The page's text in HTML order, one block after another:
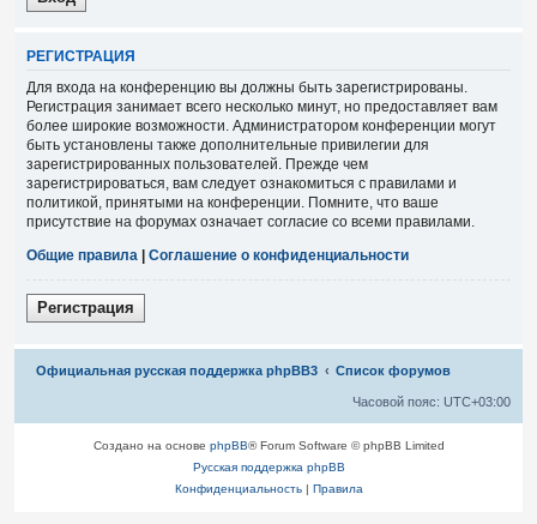
РЕГИСТРАЦИЯ
Для входа на конференцию вы должны быть зарегистрированы.
Регистрация занимает всего несколько минут, но предоставляет вам
более широкие возможности. Администратором конференции могут
быть установлены также дополнительные привилегии для
зарегистрированных пользователей. Прежде чем
зарегистрироваться, вам следует ознакомиться с правилами и
политикой, принятыми на конференции. Помните, что ваше
присутствие на форумах означает согласие со всеми правилами.
Общие правила
Соглашение о конфиденциальности
Регистрация
Официальная русская поддержка phpBB3 Список форумов
Часовой пояс: UTC+03:00
Связаться с
Создано на основе phpBB® Forum Software © phpBB Limited
Русская поддержка phpBB
Конфиденциальность| Правила